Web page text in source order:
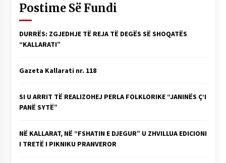
Postime Së Fundi
DURRËS: ZGJEDHJE TË REJA TË DEGËS SË SHOQATËS
“KALLARATI”
Gazeta Kallarati nr. 118
SI U ARRIT TË REALIZOHEJ PERLA FOLKLORIKE “JANINËS Ç’I
PANË SYTË”
NË KALLARAT, NË “FSHATIN E DJEGUR” U ZHVILLUA EDICIONI
I TRETË I PIKNIKU PRANVEROR